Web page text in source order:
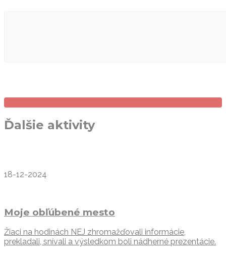
Ďalšie aktivity
18-12-2024
Moje obľúbené mesto
Žiaci na hodinách NEJ zhromažďovali informácie,
prekladali, snívali a výsledkom boli nádherné prezentácie.